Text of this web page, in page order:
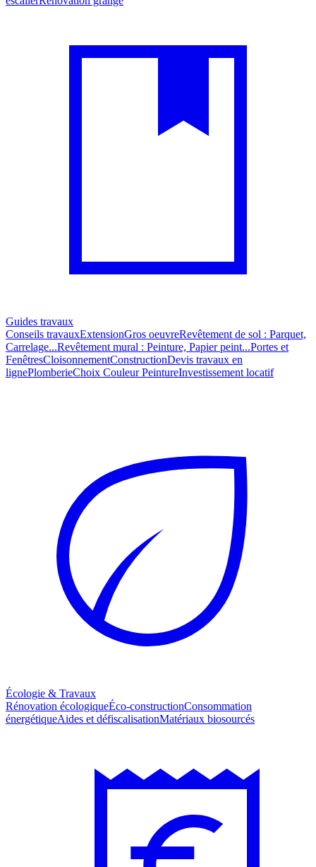
Guides travaux
Conseils travauxExtensionGros oeuvreRevêtement de sol : Parquet,
Carrelage...Revêtement mural : Peinture, Papier peint...Portes et
FenêtresCloisonnementConstructionDevis travaux en
lignePlomberieChoix Couleur PeintureInvestissement locatif
Écologie & Travaux
Rénovation écologiqueÉco-constructionConsommation
énergétiqueAides et défiscalisationMatériaux biosourcés